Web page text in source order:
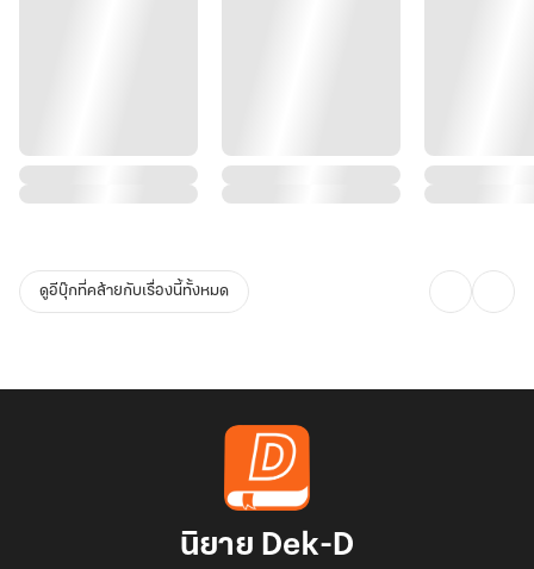
ดูอีบุ๊กที่คล้ายกับเรื่องนี้ทั้งหมด
นิยาย Dek-D